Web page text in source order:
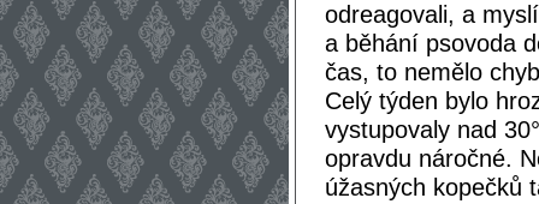
odreagovali, a
a běhání psovoda
čas, to nemělo
Celý týden bylo
vystupovaly nad
opravdu náročné.
úžasných kopečků